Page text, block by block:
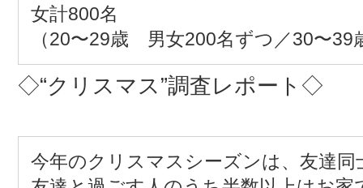
女計800名
（20〜29歳 男女200名ずつ／30〜
◇“クリスマス”調査レポート◇
今年のクリスマスシーズンは、友達